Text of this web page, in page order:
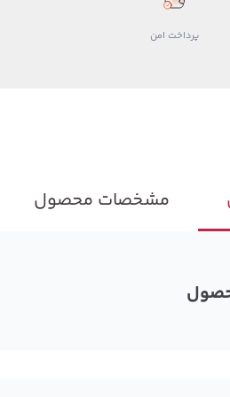
پرداخت امن
مشخصات محصول